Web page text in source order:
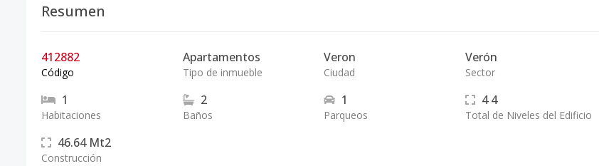
Resumen
412882
Código
Apartamentos
Tipo de inmueble
Veron
Ciudad
Verón
Sector
1
Habitaciones
2
Baños
1
Parqueos
4 4
Total de Niveles del Edificio
46.64 Mt2
Construcción